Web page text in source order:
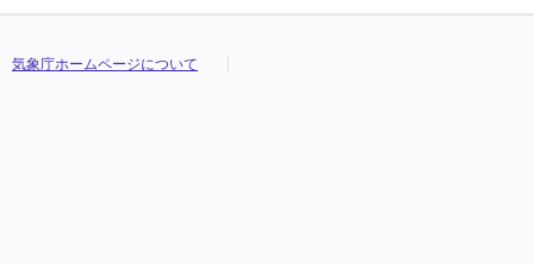
気象庁ホームページについて